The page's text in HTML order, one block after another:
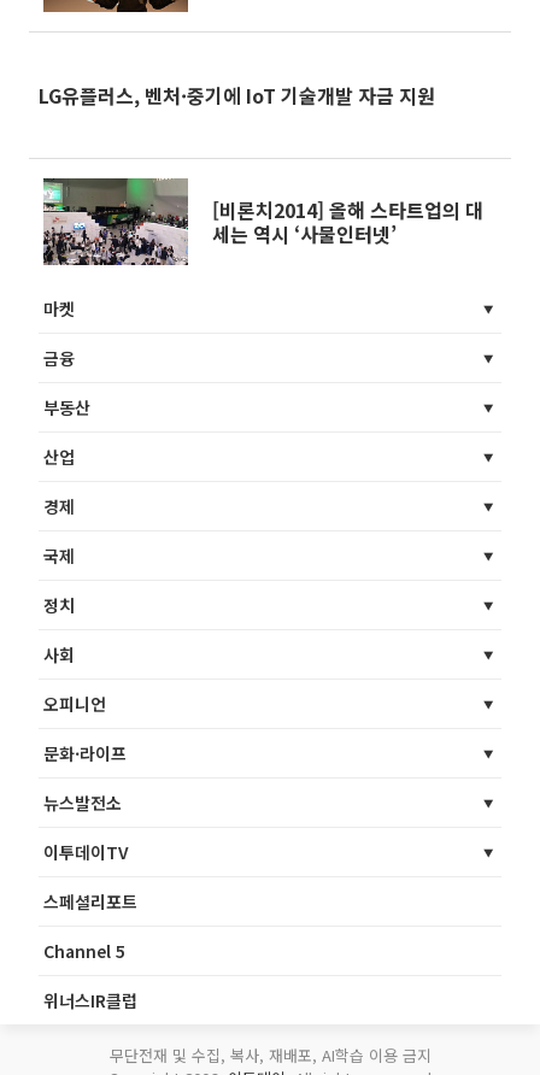
LG유플러스, 벤처·중기에 IoT 기술개발 자금 지원
[비론치2014] 올해 스타트업의 대
세는 역시 ‘사물인터넷’
마켓
금융
부동산
산업
경제
국제
정치
사회
오피니언
문화·라이프
뉴스발전소
이투데이TV
스페셜리포트
Channel 5
위너스IR클럽
무단전재 및 수집, 복사, 재배포, AI학습 이용 금지